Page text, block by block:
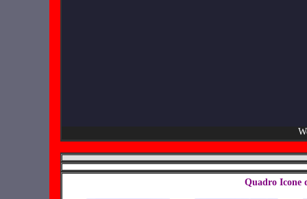
Quadro Icone